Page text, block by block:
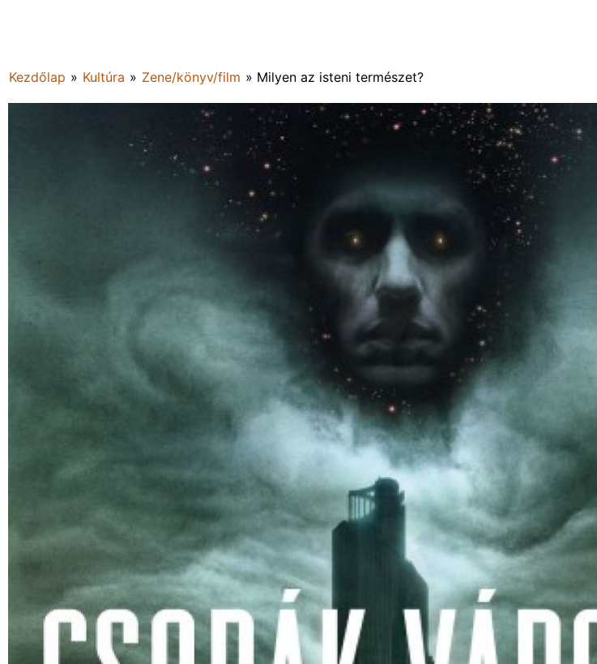
Kezdőlap » Kultúra » Zene/könyv/film » Milyen az isteni természet?